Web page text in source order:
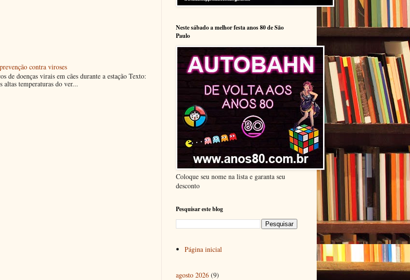
contra viroses
de doenças virais em cães durante a estação Texto:
temperaturas do ver...
Neste sábado a melhor festa anos 80 de São
Paulo
Coloque seu nome na lista e garanta seu
desconto
Pesquisar este blog
Página inicial
agosto 2026 (9)